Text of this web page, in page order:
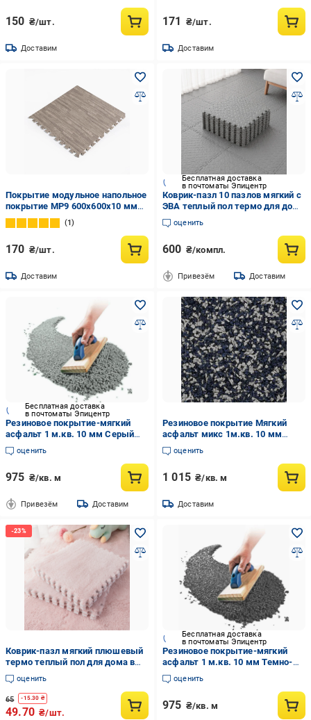
150 ₴/шт.
Доставим
171 ₴/шт.
Доставим
Покрытие модульное напольное
покрытие МР9 600x600x10 мм
Серое дерево (SW-00000209)
1
170 ₴/шт.
Доставим
Бесплатная доставка
в почтоматы Эпицентр
Коврик-пазл 10 пазлов мягкий с
ЭВА теплый пол термо для дома
и в детскую комнату без
покрытия 60х150 см Серый
оценить
600 ₴/компл.
Привезём Доставим
Бесплатная доставка
в почтоматы Эпицентр
Резиновое покрытие-мягкий
асфальт 1 м.кв. 10 мм Серый
(2562228270)
оценить
975 ₴/кв. м
Привезём Доставим
Резиновое покрытие Мягкий
асфальт микс 1м.кв. 10 мм
Серый (2562228263)
оценить
1 015 ₴/кв. м
Доставим
Коврик-пазл мягкий плюшевый
термо теплый пол для дома в
детскую комнату 30х30 см Pink
оценить
65 -15.30 ₴
49.70 ₴/шт.
Бесплатная доставка
в почтоматы Эпицентр
Резиновое покрытие-мягкий
асфальт 1 м.кв. 10 мм Темно-
серый (2562228271)
оценить
975 ₴/кв. м